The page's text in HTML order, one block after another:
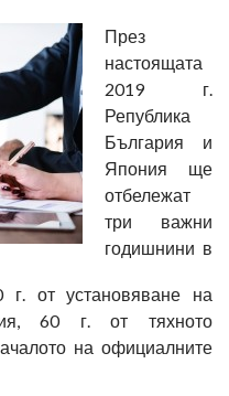
През
настоящата
2019 г.
Република
България и
Япония ще
отбележат
три важни
годишнини в
г. от установяване на
60 г. от тяхното
на официалните